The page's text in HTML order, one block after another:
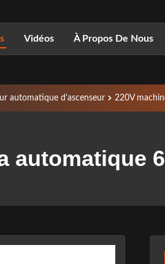
Vidéos À Propos De Nous
automatique d'ascenseur 220V
automatique